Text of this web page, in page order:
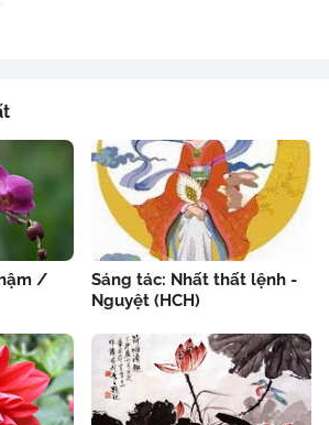
/
Sáng tác: Nhất thất lệnh -
Nguyệt (HCH)